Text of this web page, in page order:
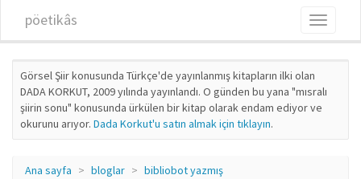
pöetikâs
Toggle
Görsel Şiir konusunda Türkçe'de yayınlanmış kitapların ilki olan
DADA KORKUT, 2009 yılında yayınlandı. O günden bu yana "mısralı
şiirin sonu" konusunda ürkülen bir kitap olarak endam ediyor ve
okurunu arıyor. Dada Korkut'u satın almak için tıklayın.
Ana sayfa bloglar bibliobot yazmış